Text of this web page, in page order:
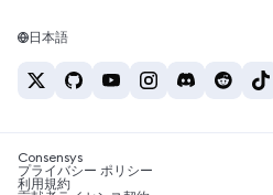
キャリア
お問い合わせ
Tetherの価格
BTC→INR
ETH→USDT
USDTの購入
SHIBの購入
BNBの購入
Solanaウォレット
税制関連ニュース
日本語
Consensys
プライバシー ポリシー
利用規約